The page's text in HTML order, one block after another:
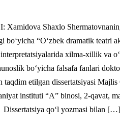
Shaxlo
bo‘yicha “O‘zbek dramatik teatri
xilma-xillik va
bo‘yicha falsafa fanlari
taqdim etilgan dissertatsiyasi Majlis
instituti “A” binosi, 2-qavat,
Dissertatsiya qo‘l yozmasi bilan […]